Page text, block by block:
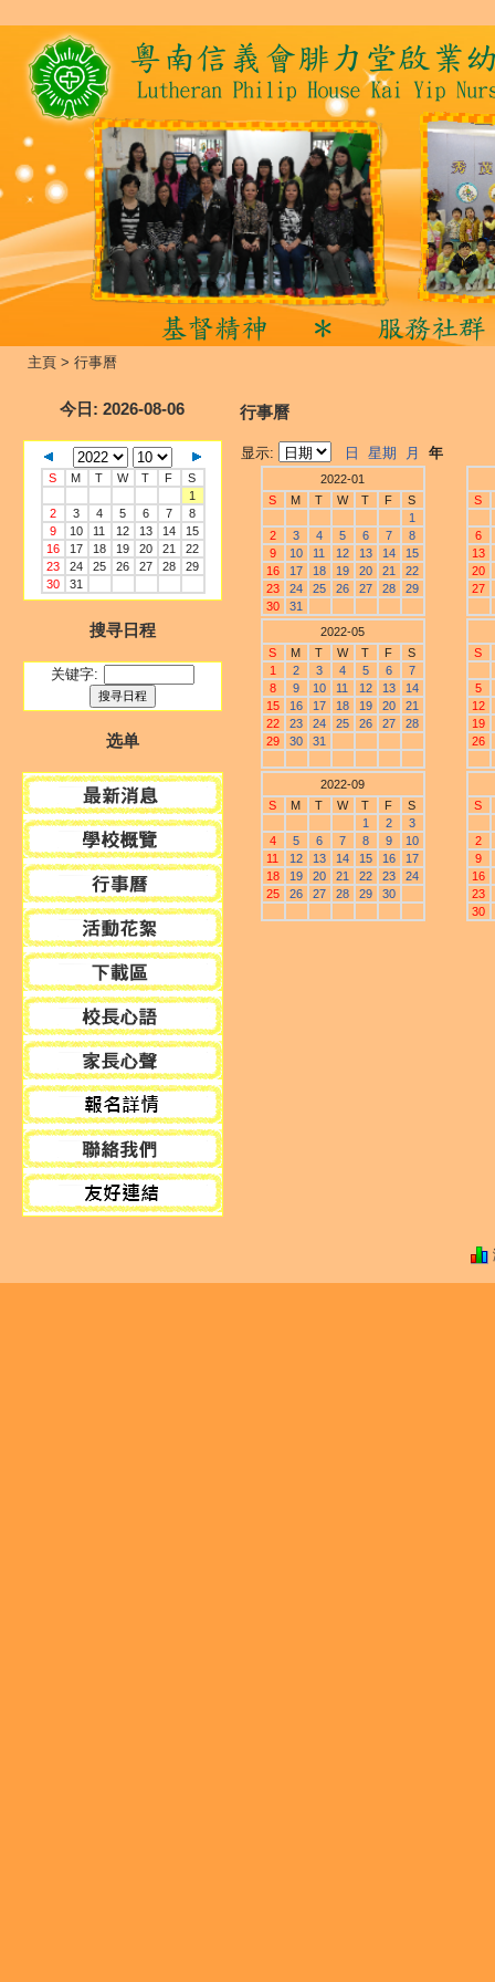
主頁 > 行事曆
今日 : 2026-08-06
S M T W T F
S
1
2
3 4 5 6 7
8
9
10 11 12 13 14
15
16
17 18 19 20 21
22
23
24 25 26 27 28
29
30
31
搜寻日程
关键字:
选单
行事曆
显示: 日 星期 月 年
2022-01
S
M T W T F
S
1
2
3 4 5 6 7
8
9
10 11 12 13 14
15
16
17 18 19 20 21
22
23
24 25 26 27 28
29
30
31
S
6
13
20
27
2022-05
S
M T W T F
S
1
2 3 4 5 6
7
8
9 10 11 12 13
14
15
16 17 18 19 20
21
22
23 24 25 26 27
28
29
30 31
S
5
12
19
26
2022-09
S
M T W T F
S
1
2
3
4
5 6 7 8 9
10
11
12 13 14 15 16
17
18
19 20 21 22 23
24
25
26 27 28 29 30
S
2
9
16
23
30